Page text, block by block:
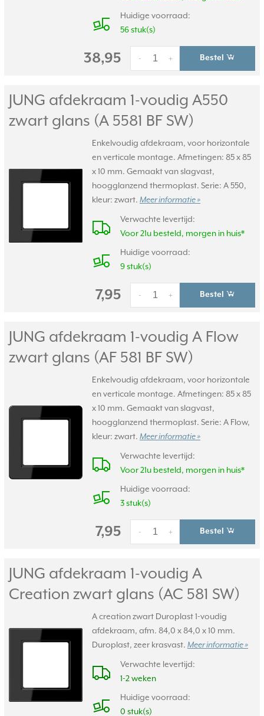
Huidige voorraad:
56 stuk(s)
38,95 +
- Bestel
JUNG afdekraam 1-voudig A550
zwart glans (A 5581 BF SW)
Enkelvoudig afdekraam, voor horizontale
en verticale montage. Afmetingen: 85 x 85
x 10 mm. Gemaakt van slagvast,
hoogglanzend thermoplast. Serie: A 550,
kleur: zwart. Meer informatie »
Verwachte levertijd:
Voor 21u besteld, morgen in huis*
Huidige voorraad:
9 stuk(s)
7,95 +
- Bestel
JUNG afdekraam 1-voudig A Flow
zwart glans (AF 581 BF SW)
Enkelvoudig afdekraam, voor horizontale
en verticale montage. Afmetingen: 85 x 85
x 10 mm. Gemaakt van slagvast,
hoogglanzend thermoplast. Serie: A Flow,
kleur: zwart. Meer informatie »
Verwachte levertijd:
Voor 21u besteld, morgen in huis*
Huidige voorraad:
3 stuk(s)
7,95 +
- Bestel
JUNG afdekraam 1-voudig A
Creation zwart glans (AC 581 SW)
A creation zwart Duroplast 1-voudig
afdekraam, afm. 84,0 x 84,0 x 10 mm.
Duroplast, zeer krasvast. Meer informatie »
Verwachte levertijd:
1-2 weken
Huidige voorraad:
0 stuk(s)